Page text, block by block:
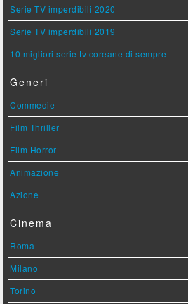
Serie TV imperdibili 2020
Serie TV imperdibili 2019
10 migliori serie tv coreane di sempre
Generi
Commedie
Film Thriller
Film Horror
Animazione
Azione
Cinema
Roma
Milano
Torino